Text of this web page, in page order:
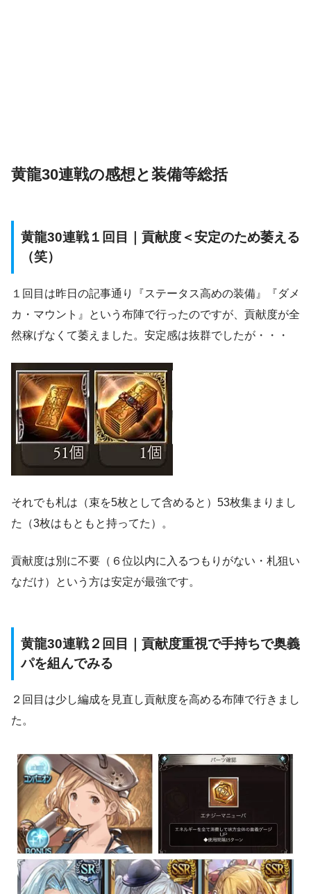
黄龍30連戦の感想と装備等総括
黄龍30連戦１回目｜貢献度＜安定のため萎える
（笑）
１回目は昨日の記事通り『ステータス高めの装備』『ダメ
カ・マウント』という布陣で行ったのですが、貢献度が全
然稼げなくて萎えました。安定感は抜群でしたが・・・
それでも札は（束を5枚として含めると）53枚集まりまし
た（3枚はもともと持ってた）。
貢献度は別に不要（６位以内に入るつもりがない・札狙い
なだけ）という方は安定が最強です。
黄龍30連戦２回目｜貢献度重視で手持ちで奥義
パを組んでみる
２回目は少し編成を見直し貢献度を高める布陣で行きまし
た。